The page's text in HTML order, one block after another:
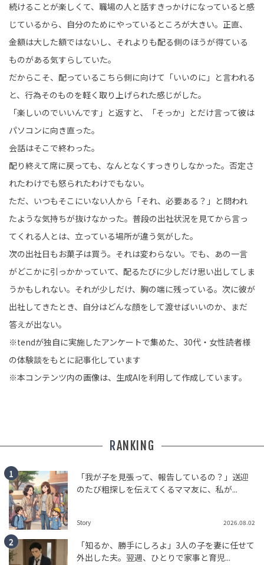
続けることが楽しくて、職場の人と話すきっかけになっていると感
じているから、自分のためにやっているところが大きい。正直、
金額は大した額ではないし、それよりも配る側のほうが得ている
ものがある気すらしていた。
だからこそ、配っているこちら側に向けて「いいのに」と言われる
と、行為そのものを軽く取り上げられた感じがした。
「楽しいのでいいんです」と返すと、「そっか」とだけ言って彼は
パソコンに向き直った。
会話はそこで終わった。
配り終えて席に戻っても、なんとなくすっきりしなかった。否定さ
れたわけでも怒られたわけでもない。
ただ、いつもそこにいない人から「それ、必要ある？」と問われ
たような気持ちが抜けなかった。普段の出社状況を見てから言っ
てくれる人とは、立っている場所が違う気がした。
次の出社日もお菓子は買う。それは変わらない。でも、あの一言
がどこかに引っかかっていて、配るたびに少しだけ思い出してしま
うかもしれない。それが少しだけ、胸の端に残っている。次に彼が
出社してきたとき、自分はどんな顔をして渡せばいいのか、まだ
答えが出ない。
※tendが独自に実施したアンケートで集めた、30代・女性読者様
の体験談をもとに記事化しています
※本コンテンツ内の画像は、生成AIを利用して作成しています。
RANKING
「我が子を見張って、報告しているの？」送迎
のたび粗探しを伝えてくるママ友に、私が...
Story 2026.08.02
「知るか、勝手にしろよ」3人の子を妻に任せて
外出した夫。翌週、ひとりで家事と育児...